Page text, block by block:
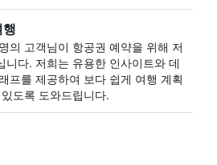
의 고객님이 항공권 예약을 위해 저
니다. 저희는 유용한 인사이트와 데
프를 제공하여 보다 쉽게 여행 계획
도록 도와드립니다.